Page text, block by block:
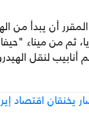
أن يبدأ من
ثم من ميناء
أنابيب لنقل
يخنقان اقتصاد